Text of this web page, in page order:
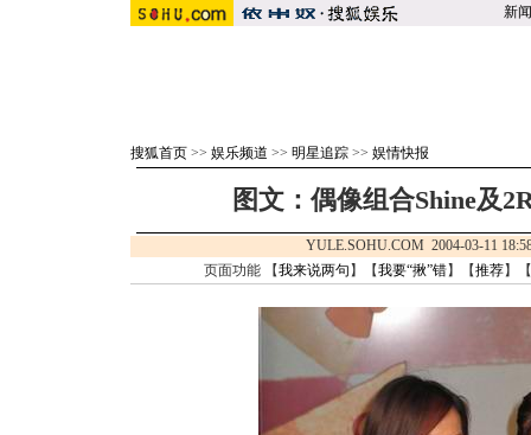
新闻
搜狐首页 >> 娱乐频道 >> 明星追踪 >> 娱情快报
图文：偶像组合Shine及
YULE.SOHU.COM 2004-03-11
页面功能 【我来说两句 】【我要“揪”错】【推荐】